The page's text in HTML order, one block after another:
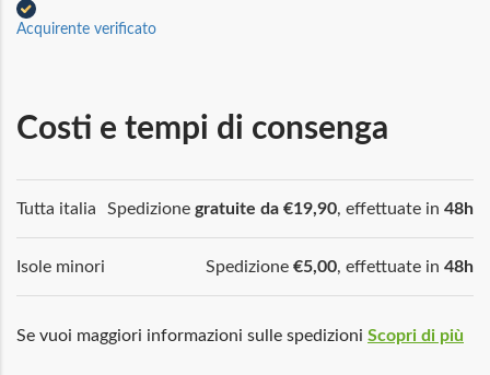
Acquirente verificato
Costi e tempi di consenga
Tutta italia Spedizione gratuite da €19,90, effettuate in 48h
Isole minori Spedizione €5,00, effettuate in 48h
Se vuoi maggiori informazioni sulle spedizioni Scopri di più